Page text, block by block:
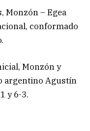
Monzón – Egea
conformado
Monzón y
argentino Agustín
y 6-3.